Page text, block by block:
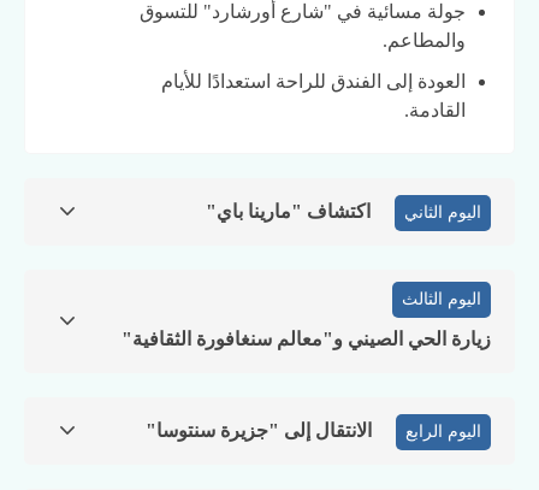
جولة مسائية في "شارع أورشارد" للتسوق
والمطاعم.
العودة إلى الفندق للراحة استعدادًا للأيام
القادمة.
اليوم الثاني اكتشاف "مارينا باي"
اليوم الثالث
زيارة الحي الصيني و"معالم سنغافورة الثقافية"
اليوم الرابع الانتقال إلى "جزيرة سنتوسا"